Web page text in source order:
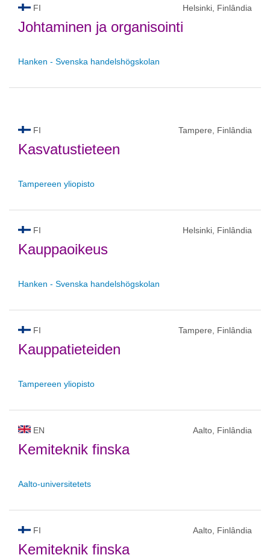
FI Helsinki, Finlândia
Johtaminen ja organisointi
Hanken - Svenska handelshögskolan
FI Tampere, Finlândia
Kasvatustieteen
Tampereen yliopisto
FI Helsinki, Finlândia
Kauppaoikeus
Hanken - Svenska handelshögskolan
FI Tampere, Finlândia
Kauppatieteiden
Tampereen yliopisto
EN Aalto, Finlândia
Kemiteknik finska
Aalto-universitetets
FI Aalto, Finlândia
Kemiteknik finska